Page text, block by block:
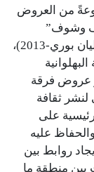
من العروض
و“شوف وشوف”
(زيمرمان ودي بيرو-2009)، و“أزيموت” (أوريليان بوري-2013)،
– 2016). تتمحور عروض فرقة
ثقافة
على
عليه
روابط بين
بين منطقةٍ ما